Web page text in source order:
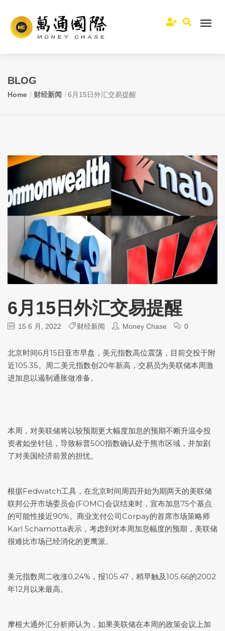
BLOG
Home 财经新闻 6月15日外汇交易提醒
6月15日外汇交易提醒
15 6 月, 2022 财经新闻 Money Chase 0
北京时间6月15日亚市早盘， 美元指数高位震荡，目前交投于附
近105.35。周二美元指数创20年新高，交易员为美联储本周激
进加息以遏制通胀做准备。
本周，对美联储将以较预期更大幅度加息的预期不断升温令投
资者如坐针毡，导致标普500指数确认处于熊市区域，并加剧
了对美国经济前景的担忧。
根据Fedwatch工具，在北京时间周四开始为期两天的美联储
联邦公开市场委员会(FOMC)会议结束时，宣布加息75个基点
的可能性接近90%。商业支付公司Corpay的首席市场策略师
Karl Schamotta表示，考虑到对本周加息幅度的预期，美联储
很难比市场已经消化的更鹰派。
美元指数周二收涨0.24%，报105.47，稍早触及105.66的2002
年12月以来最高。
摩根大通外汇分析师认为，如果美联储在本周的政策会议上加